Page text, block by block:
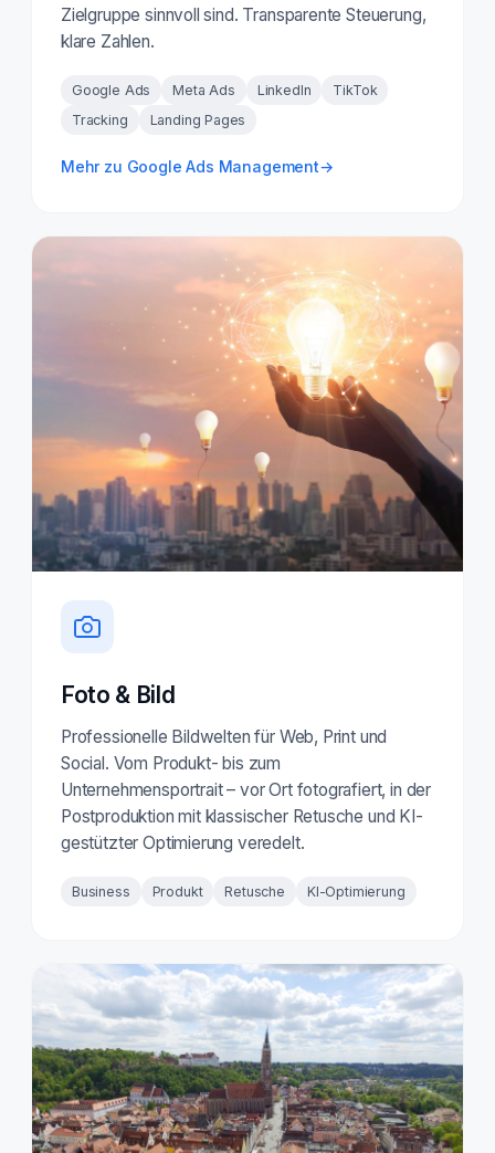
Zielgruppe sinnvoll sind. Transparente Steuerung,
klare Zahlen.
Google Ads Meta Ads LinkedIn
TikTok
Tracking
Landing Pages
Mehr zu Google Ads Management→
Foto & Bild
Professionelle Bildwelten für Web, Print und
Social. Vom Produkt- bis zum
Unternehmensportrait – vor Ort fotografiert, in der
Postproduktion mit klassischer Retusche und KI-
gestützter Optimierung veredelt.
Business Produkt Retusche KI-Optimierung